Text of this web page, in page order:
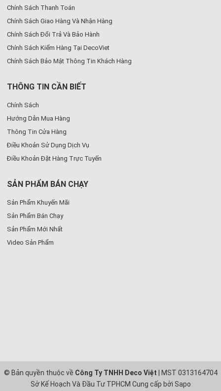
Chính Sách Thanh Toán
Chính Sách Giao Hàng Và Nhận Hàng
Chính Sách Đổi Trả Và Bảo Hành
Chính Sách Kiểm Hàng Tại DecoViet
Chính Sách Bảo Mật Thông Tin Khách Hàng
THÔNG TIN CẦN BIẾT
Chính Sách
Hướng Dẫn Mua Hàng
Thông Tin Cửa Hàng
Điều Khoản Sử Dụng Dịch Vụ
Điều Khoản Đặt Hàng Trực Tuyến
SẢN PHẨM BÁN CHẠY
Sản Phẩm Khuyến Mãi
Sản Phẩm Bán Chạy
Sản Phẩm Mới Nhất
Video Sản Phẩm
© Bản quyền thuộc về Công Ty TNHH Deco Việt | MST 0313164704
Sở Kế Hoạch Và Đầu Tư TPHCM Cung cấp bởi Sapo